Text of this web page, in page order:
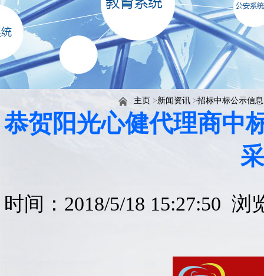
主页 >新闻资讯 >招标中标公示信息
恭贺阳光心健代理商中
时间：2018/5/18 15:27:50